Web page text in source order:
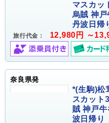
マスカッ
烏賊 神
丹波日帰
旅行代金： 12,980円 ～
奈良県発
*(生駒)松
スカット
賊 神戸
波日帰り